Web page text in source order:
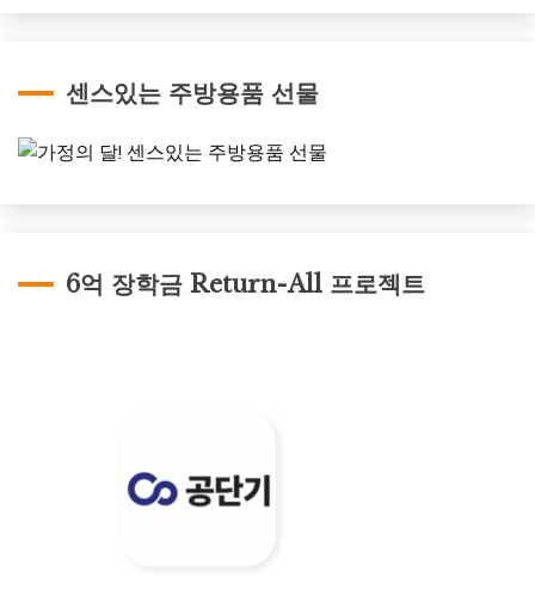
센스있는 주방용품 선물
6억 장학금 Return-All 프로젝트